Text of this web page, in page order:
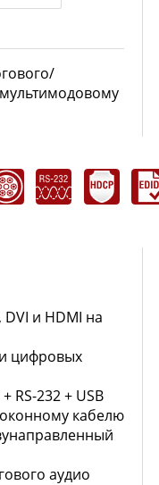
и HDMI на
цифровых
RS-232 + USB
кабелю
аудио